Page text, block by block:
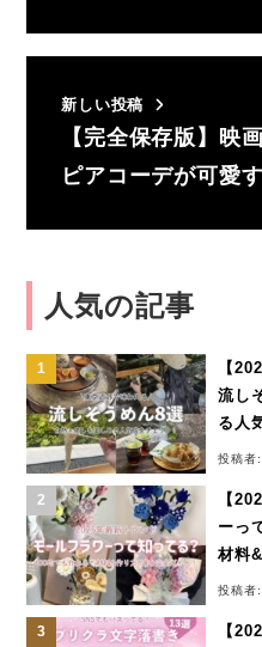
新しい投稿
【完全保存版】映
ピアコーデが可愛
人気の記事
【
流し
る人
投稿
【
ーっ
材料
投稿
【